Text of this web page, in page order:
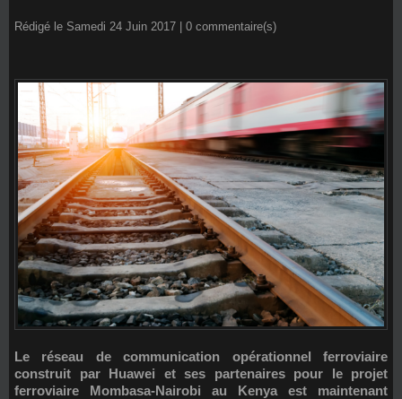
Rédigé le Samedi 24 Juin 2017 | 0 commentaire(s)
Le réseau de communication opérationnel ferroviaire
construit par Huawei et ses partenaires pour le projet
ferroviaire Mombasa-Nairobi au Kenya est maintenant